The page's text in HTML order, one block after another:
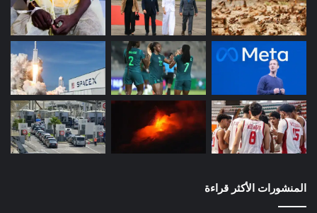
المنشورات الأكثر قراءة